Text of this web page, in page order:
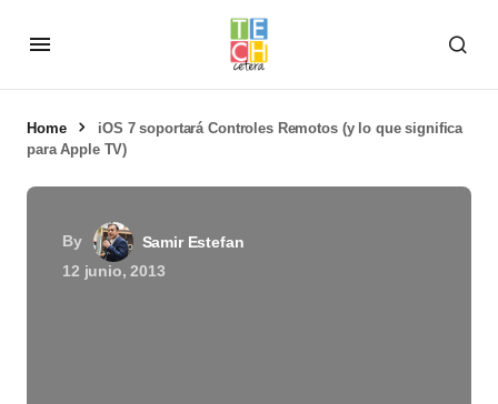
Home
iOS 7 soportará Controles Remotos (y lo que significa
para Apple TV)
By
Samir Estefan
12 junio, 2013